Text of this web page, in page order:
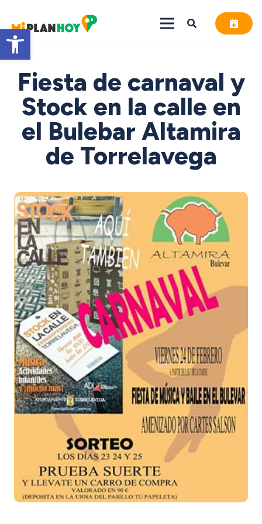
Abrir barra de herramientas
Fiesta de carnaval y
Stock en la calle en
el Bulebar Altamira
de Torrelavega